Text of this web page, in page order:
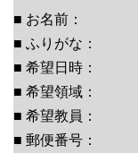
■ お名前：
■ ふりがな：
■ 希望日時：
■ 希望領域：
■ 希望教員：
■ 郵便番号：